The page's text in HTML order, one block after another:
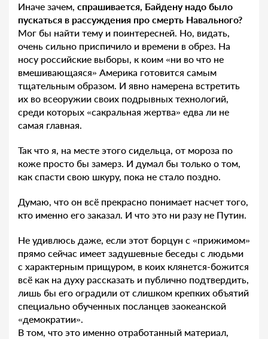
Иначе зачем, спрашивается, Байдену надо было
пускаться в рассуждения про смерть Навального?
Мог бы найти тему и поинтересней. Но, видать,
очень сильно приспичило и времени в обрез. На
носу российские выборы, к коим «ни во что не
вмешивающаяся» Америка готовится самым
тщательным образом. И явно намерена встретить
их во всеоружии своих подрывных технологий,
среди которых «сакральная жертва» едва ли не
самая главная.
Так что я, на месте этого сидельца, от мороза по
коже просто бы замерз. И думал бы только о том,
как спасти свою шкуру, пока не стало поздно.
Думаю, что он всё прекрасно понимает насчет того,
кто именно его заказал. И что это ни разу не Путин.
Не удивлюсь даже, если этот борцун с «прижимом»
прямо сейчас имеет задушевные беседы с людьми
с характерным прищуром, в коих клянется-божится
всё как на духу рассказать и публично подтвердить,
лишь бы его оградили от слишком крепких объятий
специально обученных посланцев заокеанской
«демократии».
В том, что это именно отработанный материал,